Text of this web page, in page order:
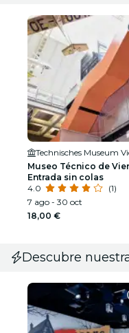
Technisches Museum
Museo Técnico de
Entrada sin colas
4.0
(1)
7 ago - 30 oct
18,00 €
Descubre